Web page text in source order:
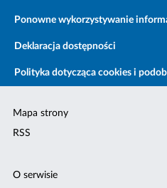
Ponowne wykorzystywanie
Deklaracja dostępności
Polityka dotycząca cookies i
Mapa strony
RSS
O serwisie